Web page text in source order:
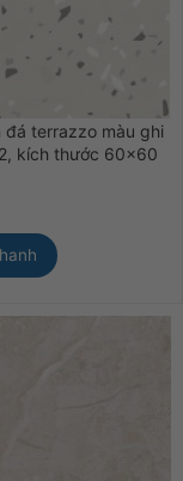
đá terrazzo màu ghi
kích thước 60×60